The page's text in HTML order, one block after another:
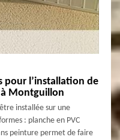
pour l’installation de
à Montguillon
installée sur une
: planche en PVC
peinture permet de faire